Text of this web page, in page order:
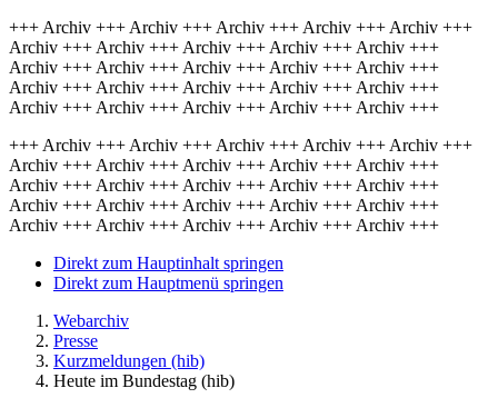
+++ Archiv +++ Archiv +++ Archiv +++ Archiv +++ Archiv +++
Archiv +++ Archiv +++ Archiv +++ Archiv +++ Archiv +++
Archiv +++ Archiv +++ Archiv +++ Archiv +++ Archiv +++
Archiv +++ Archiv +++ Archiv +++ Archiv +++ Archiv +++
Archiv +++ Archiv +++ Archiv +++ Archiv +++ Archiv +++
+++ Archiv +++ Archiv +++ Archiv +++ Archiv +++ Archiv +++
Archiv +++ Archiv +++ Archiv +++ Archiv +++ Archiv +++
Archiv +++ Archiv +++ Archiv +++ Archiv +++ Archiv +++
Archiv +++ Archiv +++ Archiv +++ Archiv +++ Archiv +++
Archiv +++ Archiv +++ Archiv +++ Archiv +++ Archiv +++
Direkt zum Hauptinhalt springen
Direkt zum Hauptmenü springen
Webarchiv
Presse
Kurzmeldungen (hib)
Heute im Bundestag (hib)